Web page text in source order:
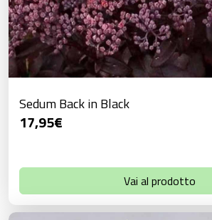
Sedum Back in Black
17,95€
Vai al prodotto